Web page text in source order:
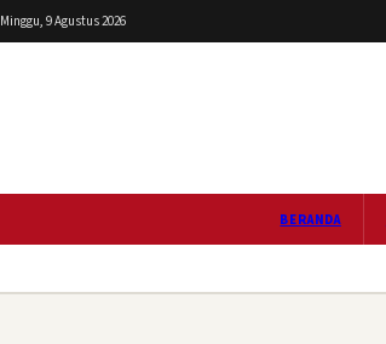
Minggu, 9 Agustus 2026
BERANDA